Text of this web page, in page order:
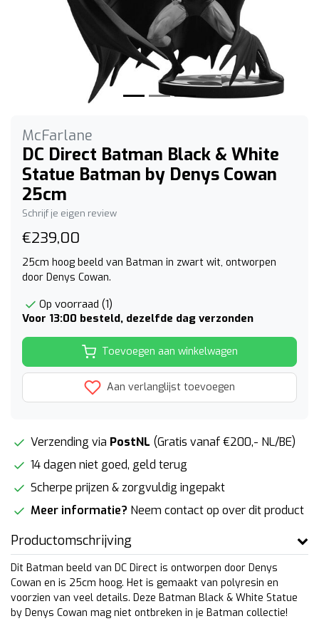
McFarlane
DC Direct Batman Black & White
Statue Batman by Denys Cowan
25cm
Schrijf je eigen review
€239,00
25cm hoog beeld van Batman in zwart wit, ontworpen
door Denys Cowan.
Op voorraad (1)
Voor 13:00 besteld, dezelfde dag verzonden
Toevoegen aan winkelwagen
Aan verlanglijst toevoegen
Verzending via PostNL (Gratis vanaf €200,- NL/BE)
14 dagen niet goed, geld terug
Scherpe prijzen & zorgvuldig ingepakt
Meer informatie? Neem contact op over dit product
Productomschrijving
Dit Batman beeld van DC Direct is ontworpen door Denys
Cowan en is 25cm hoog. Het is gemaakt van polyresin en
voorzien van veel details. Deze Batman Black & White Statue
by Denys Cowan mag niet ontbreken in je Batman collectie!